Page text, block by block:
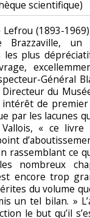
scientifique)‎
Lefrou (1893-
Brazzaville,
les plus
Général
Directeur du
intérêt de
par les lacunes
Vallois, « ce
rassemblant ce
nombreux
encore trop
du volume
un tel bilan. »
le but qu’il